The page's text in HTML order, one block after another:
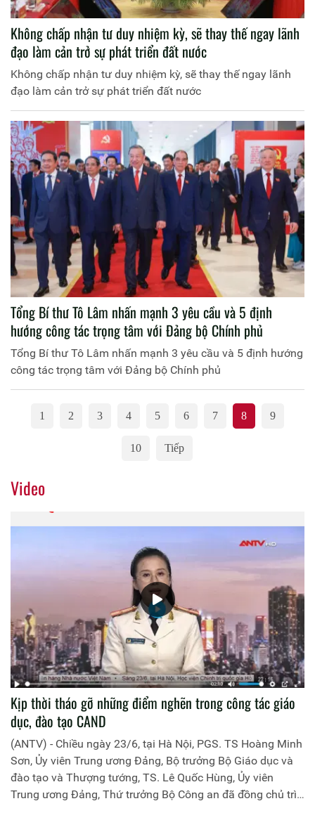
Không chấp nhận tư duy nhiệm kỳ, sẽ thay thế ngay lãnh
đạo làm cản trở sự phát triển đất nước
Không chấp nhận tư duy nhiệm kỳ, sẽ thay thế ngay lãnh
đạo làm cản trở sự phát triển đất nước
Tổng Bí thư Tô Lâm nhấn mạnh 3 yêu cầu và 5 định
hướng công tác trọng tâm với Đảng bộ Chính phủ
Tổng Bí thư Tô Lâm nhấn mạnh 3 yêu cầu và 5 định hướng
công tác trọng tâm với Đảng bộ Chính phủ
1 2 3 4 5 6 7 8 9
10 Tiếp
Video
Kịp thời tháo gỡ những điểm nghẽn trong công tác giáo
dục, đào tạo CAND
(ANTV) - Chiều ngày 23/6, tại Hà Nội, PGS. TS Hoàng Minh
Sơn, Ủy viên Trung ương Đảng, Bộ trưởng Bộ Giáo dục và
đào tạo và Thượng tướng, TS. Lê Quốc Hùng, Ủy viên
Trung ương Đảng, Thứ trưởng Bộ Công an đã đồng chủ trì